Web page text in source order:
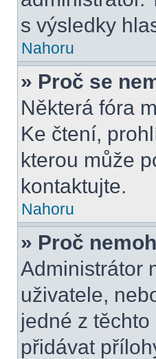
s výsledky
Nahoru
» Proč se
Některá fóra
Ke čtení,
kterou může
kontaktujte.
Nahoru
» Proč
Administrátor
uživatele,
jedné z
přidávat